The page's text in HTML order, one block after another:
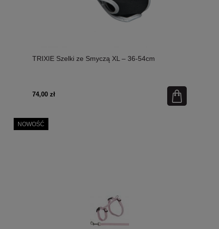
TRIXIE Szelki ze Smyczą XL – 36-54cm
74,00 zł
NOWOŚĆ